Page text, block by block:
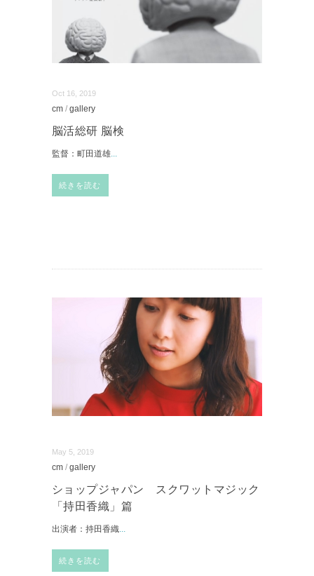
Oct 16, 2019
cm / gallery
脳活総研 脳検
監督：町田道雄...
続きを読む
May 5, 2019
cm / gallery
ショップジャパン スクワットマジック
「持田香織」篇
出演者：持田香織...
続きを読む